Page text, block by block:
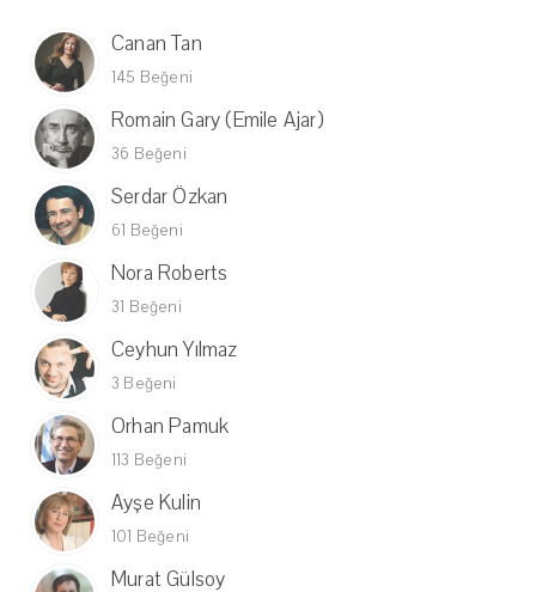
Canan Tan
145 Beğeni
Romain Gary (Emile Ajar)
36 Beğeni
Serdar Özkan
61 Beğeni
Nora Roberts
31 Beğeni
Ceyhun Yılmaz
3 Beğeni
Orhan Pamuk
113 Beğeni
Ayşe Kulin
101 Beğeni
Murat Gülsoy